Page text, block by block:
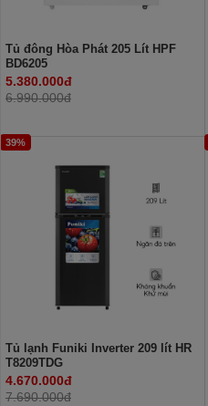
Tủ đông Hòa Phát 205 Lít HPF
BD6205
5.380.000đ
6.990.000đ
39%
Tủ lạnh Funiki Inverter 209 lít HR
T8209TDG
4.670.000đ
7.690.000đ